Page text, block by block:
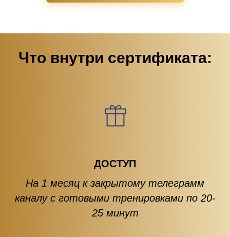
Что внутри сертификата:
ДОСТУП
На 1 месяц к закрытому телеграмм
каналу с готовыми тренировками по 20-
25 минут